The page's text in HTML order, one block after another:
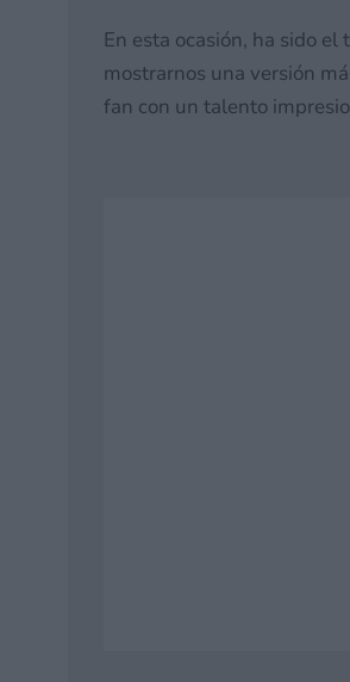
En esta ocasión, ha sido el
mostrarnos una versión
fan con un talento